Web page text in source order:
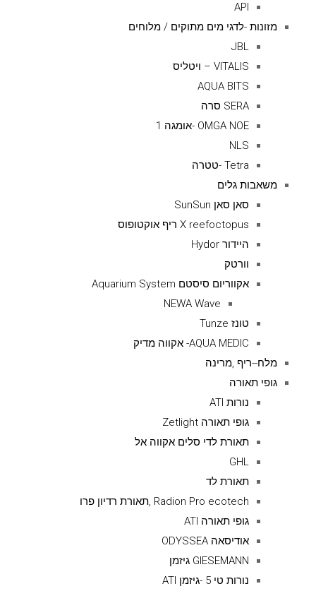
API
מזונות -לדגי מים מתוקים / מלוחים
JBL
VITALIS – ויטליס
AQUA BITS
SERA סרה
OMGA NOE -אומגה 1
NLS
Tetra -טטרה
משאבות גלים
סאן סאן SunSun
X reefoctopus ריף אוקטופוס
היידור Hydor
וורטק
אקווריום סיסטם Aquarium System
NEWA Wave
טונז Tunze
AQUA MEDIC- אקווה מדיק
מלח--ריף ,מרינה
גופי תאורה
נורות ATI
גופי תאורה Zetlight
תאורת לדי סלים אקווה אל
GHL
תאורת לד
Radion Pro ecotech ,תאורת רדיון פרו
גופי תאורה ATI
אודיסאה ODYSSEA
GIESEMANN גיזמן
נורות טי 5 -גיזמן ATI